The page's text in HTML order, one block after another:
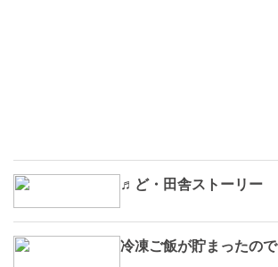
♬ど・田舎ストーリー
冷凍ご飯が貯まったので